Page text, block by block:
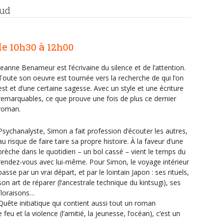
10h30 à 12h00
Benameur est l’écrivaine du silence et de l’attention.
son oeuvre est tournée vers la recherche de qui l’on
et d’une certaine sagesse. Avec un style et une écriture
ce que prouve une fois de plus ce dernier
Simon a fait profession d’écouter les autres,
risque de faire taire sa propre histoire. À la faveur d’une
dans le quotidien – un bol cassé – vient le temps du
vous avec lui-même. Pour Simon, le voyage intérieur
par un vrai départ, et par le lointain Japon : ses rituels,
art de réparer (l’ancestrale technique du kintsugi), ses
initiatique qui contient aussi tout un roman
et la violence (l’amitié, la jeunesse, l’océan), c’est un